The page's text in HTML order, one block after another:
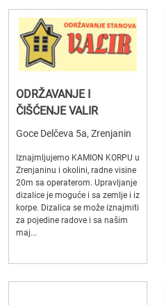
ODRŽAVANJE I
ČIŠĆENJE VALIR
Goce Delčeva 5a, Zrenjanin
Iznajmljujemo KAMION KORPU u
Zrenjaninu i okolini, radne visine
20m sa operaterom. Upravljanje
dizalice je moguće i sa zemlje i iz
korpe. Dizalica se može iznajmiti
za pojedine radove i sa našim
maj...